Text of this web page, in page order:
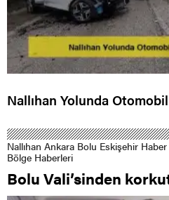
Nallıhan Yolunda
Nallıhan Ankara Bolu Eskişehir
Bölge Haberleri
Bolu Vali’sinden